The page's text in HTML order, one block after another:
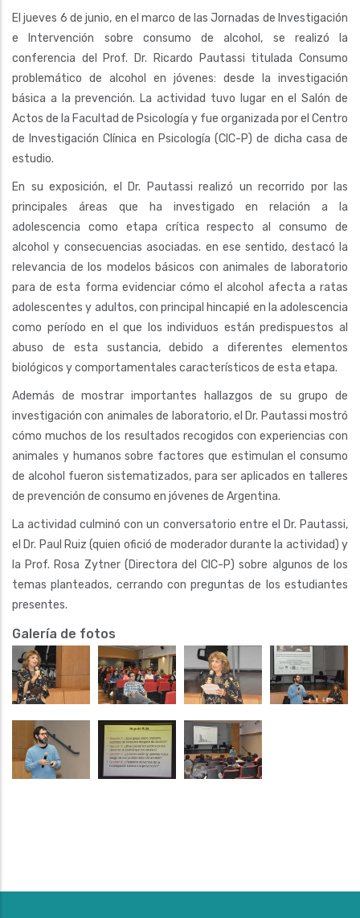
El jueves 6 de junio, en el marco de las Jornadas de Investigación
e Intervención sobre consumo de alcohol, se realizó la
conferencia del Prof. Dr. Ricardo Pautassi titulada Consumo
problemático de alcohol en jóvenes: desde la investigación
básica a la prevención. La actividad tuvo lugar en el Salón de
Actos de la Facultad de Psicología y fue organizada por el Centro
de Investigación Clínica en Psicología (CIC-P) de dicha casa de
estudio.
En su exposición, el Dr. Pautassi realizó un recorrido por las
principales áreas que ha investigado en relación a la
adolescencia como etapa crítica respecto al consumo de
alcohol y consecuencias asociadas. en ese sentido, destacó la
relevancia de los modelos básicos con animales de laboratorio
para de esta forma evidenciar cómo el alcohol afecta a ratas
adolescentes y adultos, con principal hincapié en la adolescencia
como período en el que los individuos están predispuestos al
abuso de esta sustancia, debido a diferentes elementos
biológicos y comportamentales característicos de esta etapa.
Además de mostrar importantes hallazgos de su grupo de
investigación con animales de laboratorio, el Dr. Pautassi mostró
cómo muchos de los resultados recogidos con experiencias con
animales y humanos sobre factores que estimulan el consumo
de alcohol fueron sistematizados, para ser aplicados en talleres
de prevención de consumo en jóvenes de Argentina.
La actividad culminó con un conversatorio entre el Dr. Pautassi,
el Dr. Paul Ruiz (quien ofició de moderador durante la actividad) y
la Prof. Rosa Zytner (Directora del CIC-P) sobre algunos de los
temas planteados, cerrando con preguntas de los estudiantes
presentes.
Galería de fotos